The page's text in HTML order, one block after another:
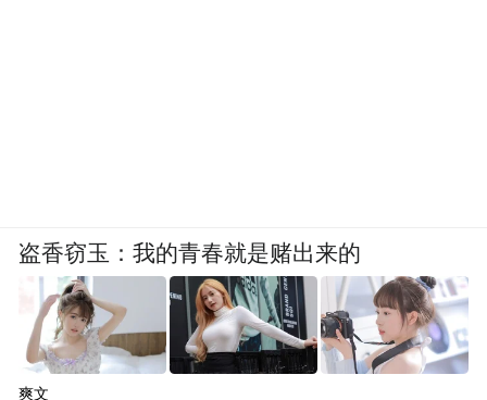
盗香窃玉：我的青春就是赌出来的
爽文